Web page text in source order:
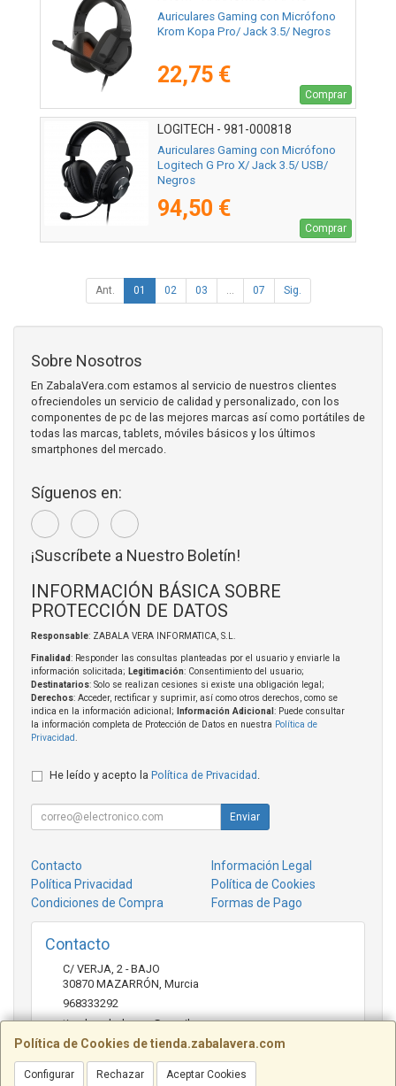
Auriculares Gaming con Micrófono
Krom Kopa Pro/ Jack 3.5/ Negros
22,75 €
Comprar
LOGITECH - 981-000818
Auriculares Gaming con Micrófono
Logitech G Pro X/ Jack 3.5/ USB/
Negros
94,50 €
Comprar
Ant. 01 02 03 ... 07 Sig.
Política de Cookies de tienda.zabalavera.com
Configurar Rechazar Aceptar Cookies
Sobre Nosotros
En ZabalaVera.com estamos al servicio de nuestros clientes
ofreciendoles un servicio de calidad y personalizado, con los
componentes de pc de las mejores marcas así como portátiles de
todas las marcas, tablets, móviles básicos y los últimos
smartphones del mercado.
Síguenos en:
¡Suscríbete a Nuestro Boletín!
INFORMACIÓN BÁSICA SOBRE
PROTECCIÓN DE DATOS
Responsable: ZABALA VERA INFORMATICA, S.L.
Finalidad: Responder las consultas planteadas por el usuario y enviarle la
información solicitada; Legitimación: Consentimiento del usuario;
Destinatarios: Solo se realizan cesiones si existe una obligación legal;
Derechos: Acceder, rectificar y suprimir, así como otros derechos, como se
indica en la información adicional;
Información Adicional : Puede consultar
la información completa de Protección de Datos en nuestra Política de
Privacidad.
He leído y acepto la Política de Privacidad .
Enviar
Contacto
Información Legal
Política Privacidad
Política de Cookies
Condiciones de Compra
Formas de Pago
Contacto
C/ VERJA, 2 - BAJO
30870 MAZARRÓN, Murcia
968333292
tienda.zabalavera@gmail.com